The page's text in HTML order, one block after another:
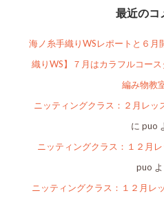
最近のコ
海ノ糸手織りWSレポートと６月
織りWS】７月はカラフルコー
編み物教
ニッティングクラス：２月レッ
に puo
ニッティングクラス：１２月
puo
ニッティングクラス：１２月レ